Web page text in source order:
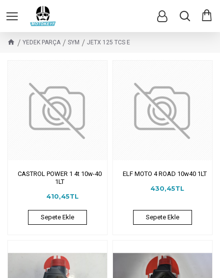
YEDEK PARÇA SYM JETX 125 TCS E
CASTROL POWER 1 4t 10w-40
1LT
410,45TL
Sepete Ekle
ELF MOTO 4 ROAD 10w40 1LT
430,45TL
Sepete Ekle